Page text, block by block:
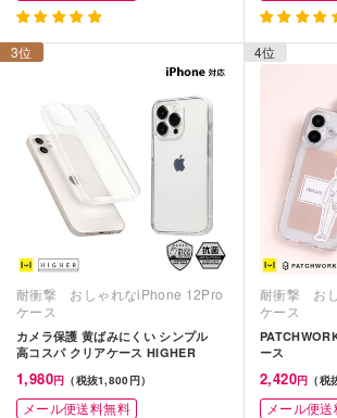
3位
耐衝撃 おしゃれなiPhone 12Pro
ケース
カメラ保護 黄ばみにくい シンプル
高コスパ クリアケース HIGHER
1,980円 （税抜1,800円）
メール便送料無料
4位
耐衝撃 お
ケース
ース
2,420円 （税
メール便